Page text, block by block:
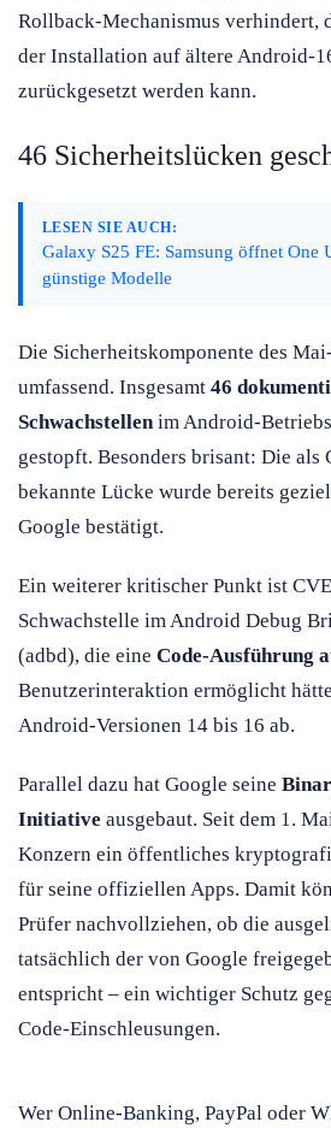
Rollback-Mechanismus verhindert,
der Installation auf ältere Android-
zurückgesetzt werden kann.
46 Sicherheitslücken
LESEN SIE AUCH:
Galaxy S25 FE: Samsung öffnet One
günstige Modelle
Die Sicherheitskomponente des
umfassend. Insgesamt 46
Schwachstellenim Android-
gestopft. Besonders brisant: Die als
bekannte Lücke wurde bereits
Google bestätigt.
Ein weiterer kritischer Punkt ist
Schwachstelle im Android Debug
(adbd), die eine Code-Ausführung
Benutzerinteraktion ermöglicht
Android-Versionen 14 bis 16 ab.
Parallel dazu hat Google seine
Initiative ausgebaut. Seit dem 1.
Konzern ein öffentliches
für seine offiziellen Apps. Damit
Prüfer nachvollziehen, ob die
tatsächlich der von Google
entspricht – ein wichtiger Schutz
Code-Einschleusungen.
Wer Online-Banking, PayPal oder